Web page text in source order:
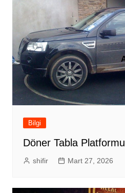
Bilgi
Döner Tabla Platformu
shifir Mart 27, 2026